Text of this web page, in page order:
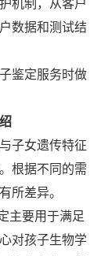
机制，从客户
数据和测试结
鉴定服务时做
子女遗传特征
根据不同的需
所差异。
主要用于满足
对孩子生物学